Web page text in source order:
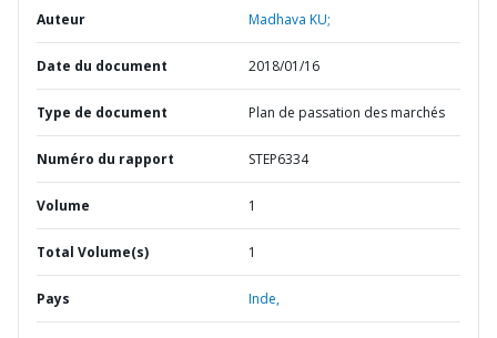
Auteur Madhava KU;
Date du document 2018/01/16
Type de document Plan de passation des marchés
Numéro du rapport STEP6334
Volume 1
Total Volume(s) 1
Pays Inde,